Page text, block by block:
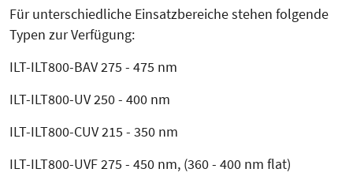
Für unterschiedliche Einsatzbereiche stehen folgende
Typen zur Verfügung:
ILT-ILT800-BAV 275 - 475 nm
ILT-ILT800-UV 250 - 400 nm
ILT-ILT800-CUV 215 - 350 nm
ILT-ILT800-UVF 275 - 450 nm, (360 - 400 nm flat)